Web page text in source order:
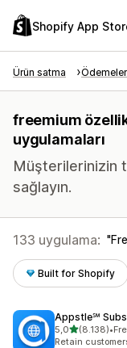
Shopify App
Ürün satma Ödemeler
freemium
uygulamaları
Müşterilerinizin
sağlayın.
133 uygulama:
Built for Shopify
Appstle℠
5,05 yıldız
(8.138)
toplam 8138 •
Retain